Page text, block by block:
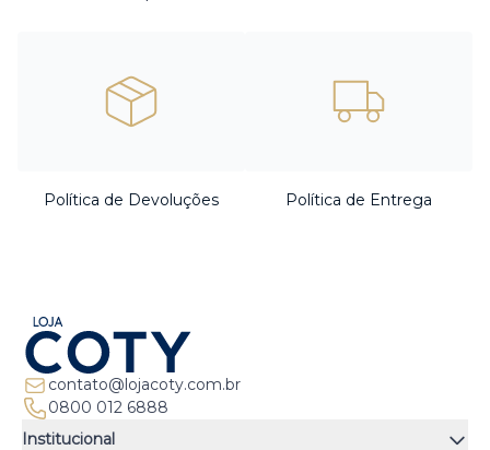
Política de Devoluções Política de Entrega
contato@lojacoty.com.br
0800 012 6888
Institucional